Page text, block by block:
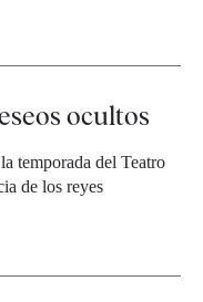
ocultos
temporada del Teatro
de los reyes